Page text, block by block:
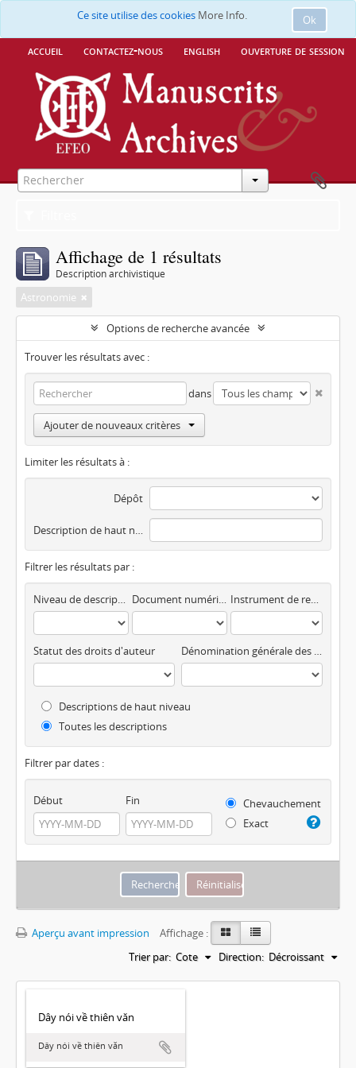
Ok
Ce site utilise des cookies More Info.
accueil contactez-nous english ouverture de session
Affichage de 1 résultats
Description archivistique
Astronomie
Options de recherche avancée
Trouver les résultats avec :
dans
Ajouter de nouveaux critères
Limiter les résultats à :
Dépôt
Description de haut niveau
Filtrer les résultats par :
Niveau de description Document numérisé disponible Instrument de recherche
Statut des droits d'auteur Dénomination générale des documents
Descriptions de haut niveau
Toutes les descriptions
Filtrer par dates :
Début Fin
Chevauchement
Exact
Aperçu avant impression
Affichage :
Trier par: Cote Direction: Décroissant
Dây nói về thiên văn
Dây nói về thiên văn